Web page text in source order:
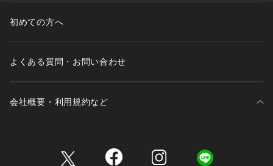
初めての方へ
よくある質問・お問い合わせ
会社概要・利用規約など